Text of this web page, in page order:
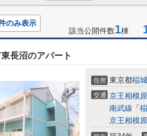
のみ表示
該当公開件数1棟
長沼のアパート
住所 東京都稲
交通 京王相模
南武線 「
京王相模